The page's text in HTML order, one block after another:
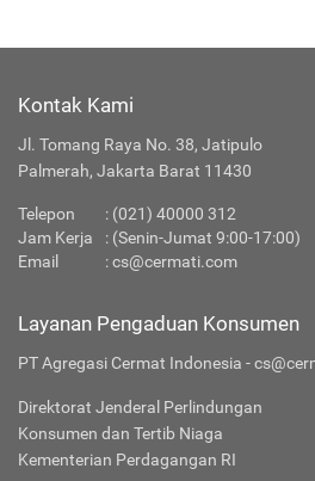
Kontak Kami
Jl. Tomang Raya No. 38, Jatipulo
Palmerah, Jakarta Barat 11430
Telepon : (021) 40000 312
Jam Kerja
: (Senin-Jumat 9:00-17:00)
Email
:cs@cermati.com
Layanan Pengaduan Konsumen
PT Agregasi Cermat Indonesia -
Direktorat Jenderal Perlindungan
Konsumen dan Tertib Niaga
Kementerian Perdagangan RI